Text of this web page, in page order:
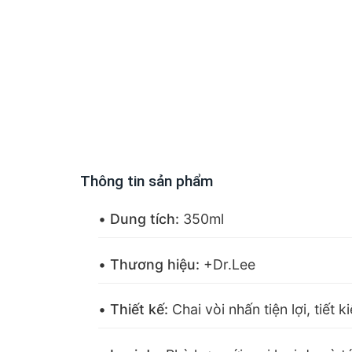
Thông tin sản phẩm
• Dung tích: 350ml
•Thương hiệu: +Dr.Lee
•Thiết kế: Chai vòi nhấn tiện lợi, tiết